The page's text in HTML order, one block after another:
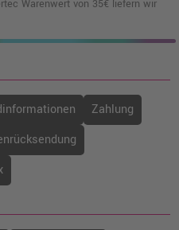
Warenwert von 35€ liefern wir
Zahlung